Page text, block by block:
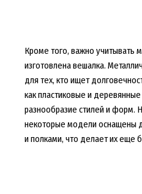
Кроме того, важно учитывать
изготовлена вешалка.
для тех, кто ищет
как пластиковые и
разнообразие стилей и форм.
некоторые модели оснащены
и полками, что делает их еще